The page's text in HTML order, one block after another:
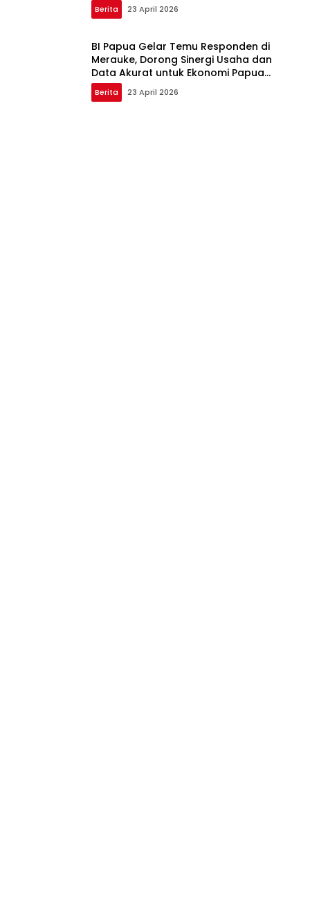
Berita 23 April 2026
BI Papua Gelar Temu Responden di
Merauke, Dorong Sinergi Usaha dan
Data Akurat untuk Ekonomi Papua
Selatan
Berita 23 April 2026